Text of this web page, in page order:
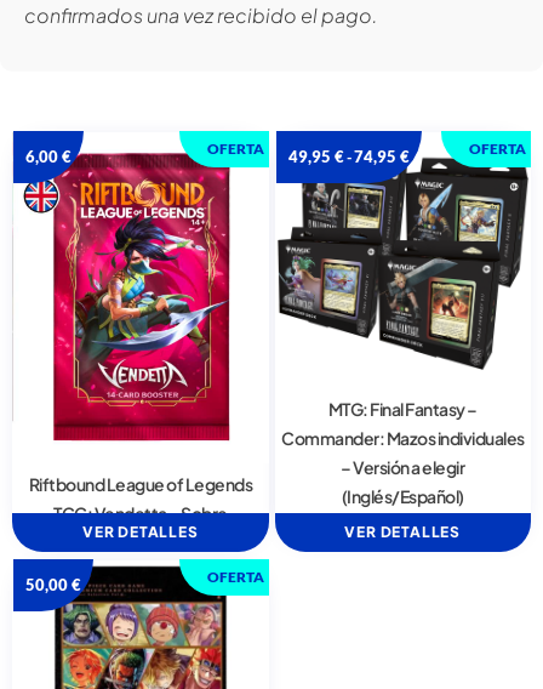
confirmados una vez recibido el pago.
OFERTA
6,00€
Riftbound League of Legends
TCG: Vendetta – Sobre
VER DETALLES
OFERTA
49,95 €-74,95 €
MTG: Final Fantasy –
Commander: Mazos individuales
– Versión a elegir
(Inglés/Español)
VER DETALLES
OFERTA
50,00€